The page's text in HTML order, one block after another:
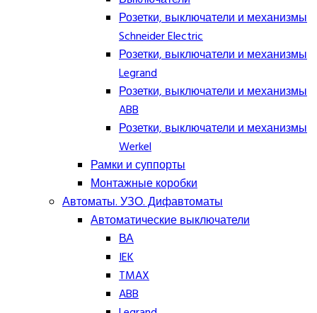
Розетки, выключатели и механизмы
Schneider Electric
Розетки, выключатели и механизмы
Legrand
Розетки, выключатели и механизмы
ABB
Розетки, выключатели и механизмы
Werkel
Рамки и суппорты
Монтажные коробки
Автоматы. УЗО. Дифавтоматы
Автоматические выключатели
ВА
IEK
TMAX
ABB